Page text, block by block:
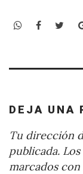
WhatsApp
DEJA UNA
Tu dirección
publicada.
marcados con